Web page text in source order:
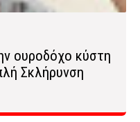
ουροδόχο κύστη
Σκλήρυνση